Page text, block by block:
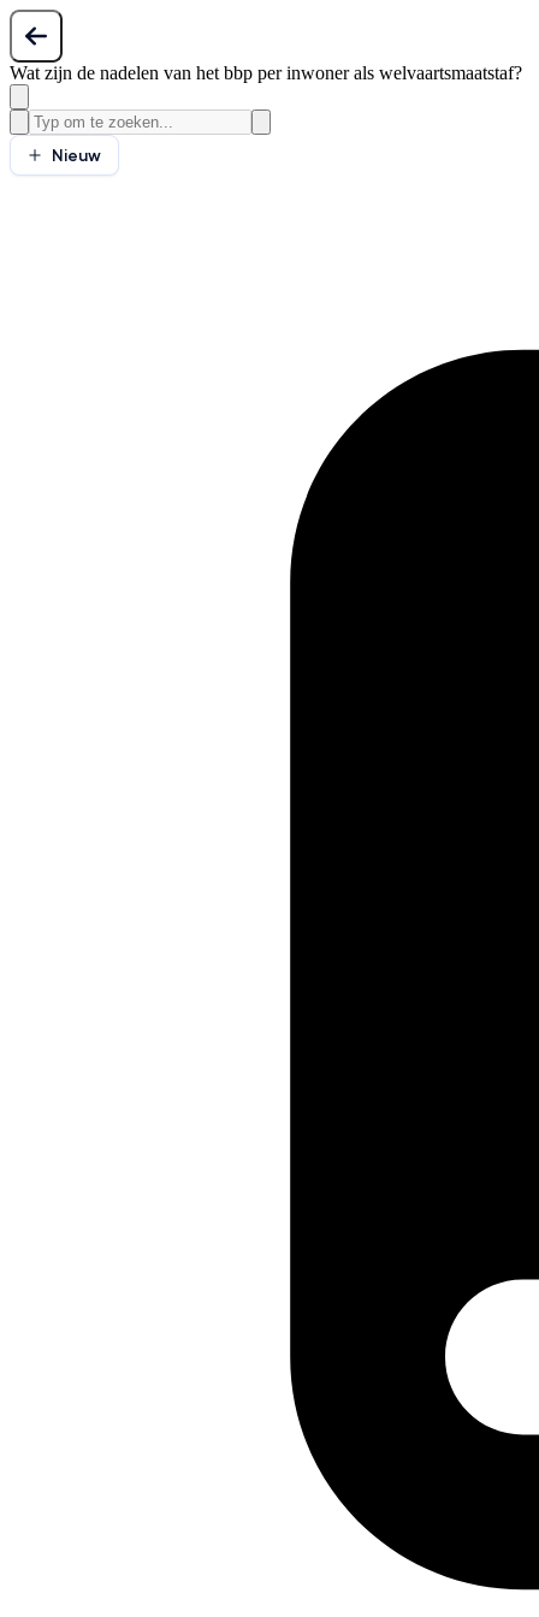
Wat zijn de nadelen van het bbp per inwoner als welvaartsmaatstaf?
Nieuw